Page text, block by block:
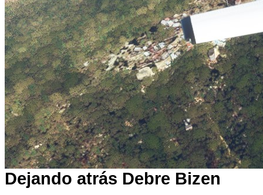
Dejando atrás Debre Bizen